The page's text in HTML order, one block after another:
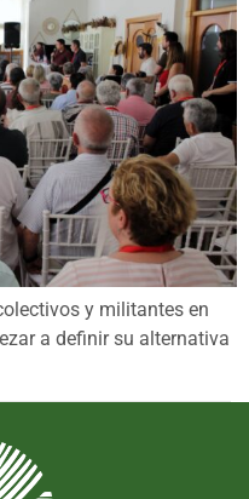
y militantes en
a definir su alternativa